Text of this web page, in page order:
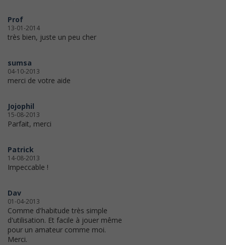
Prof
13-01-2014
très bien, juste un peu cher
sumsa
04-10-2013
merci de votre aide
Jojophil
15-08-2013
Parfait, merci
Patrick
14-08-2013
Impeccable !
Dav
01-04-2013
Comme d'habitude très simple
d'utilisation. Et facile à jouer même
pour un amateur comme moi.
Merci.